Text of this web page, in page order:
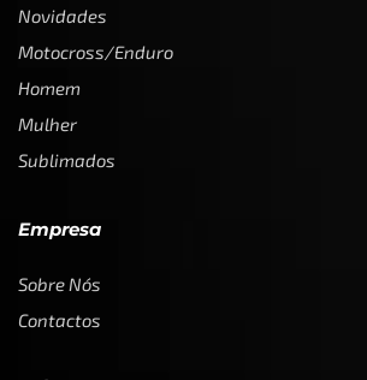
Novidades
Motocross/Enduro
Homem
Mulher
Sublimados
Empresa
Sobre Nós
Contactos